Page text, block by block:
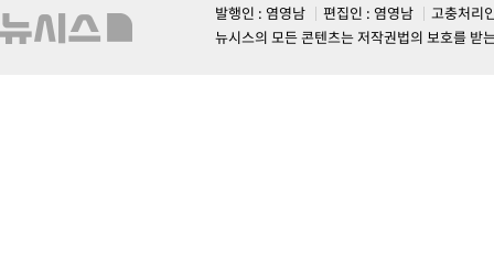
발행인 : 염영남
편집인 : 염영남
고충처리
뉴시스의 모든 콘텐츠는 저작권법의 보호를